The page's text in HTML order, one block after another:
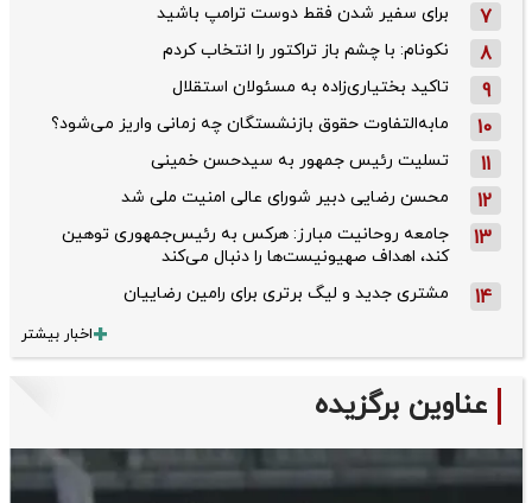
7 برای سفیر شدن فقط دوست ترامپ باشید
8 نکونام: با چشم باز تراکتور را انتخاب کردم
9 تاکید بختیاری‌زاده به مسئولان استقلال
10 مابه‌التفاوت حقوق بازنشستگان چه زمانی واریز می‌شود؟
11 تسلیت رئیس جمهور به سیدحسن خمینی
12 محسن رضایی دبیر شورای عالی امنیت ملی شد
13
جامعه روحانیت مبارز: هرکس به رئیس‌جمهوری توهین
کند، اهداف صهیونیست‌ها را دنبال می‌کند
14 مشتری جدید و لیگ برتری برای رامین رضاییان
اخبار بیشتر
عناوین برگزیده